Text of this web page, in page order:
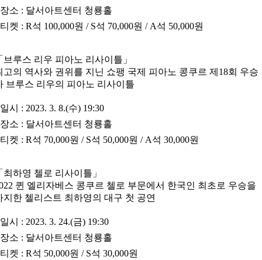
장소 : 달서아트센터 청룡홀
티켓 : R석 100,000원 / S석 70,000원 / A석 50,000원
브루스 리우 피아노 리사이틀 」
고의 역사와 권위를 지닌 쇼팽 국제 피아노 콩쿠르 제18회 우승
브루스 리우의 피아노 리사이틀
일시
: 2023. 3. 8.(수) 19:30
장소 : 달서아트센터 청룡홀
티켓 : R석 70,000원 / S석 50,000원 / A석 30,000원
최하영 첼로 리사이틀 」
퀸 엘리자베스 콩쿠르 첼로 부문에서 한국인 최초로 우승을
지한 첼리스트 최하영의 대구 첫 공연
일시
: 2023. 3. 24.(금) 19:30
장소 : 달서아트센터 청룡홀
티켓 : R석 50,000원 / S석 30,000원